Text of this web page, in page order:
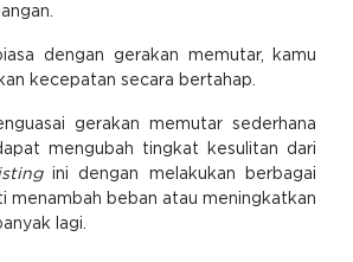
dengan gerakan memutar, kamu
kecepatan secara bertahap.
gerakan memutar sederhana
mengubah tingkat kesulitan dari
ini dengan melakukan berbagai
menambah beban atau meningkatkan
lagi.